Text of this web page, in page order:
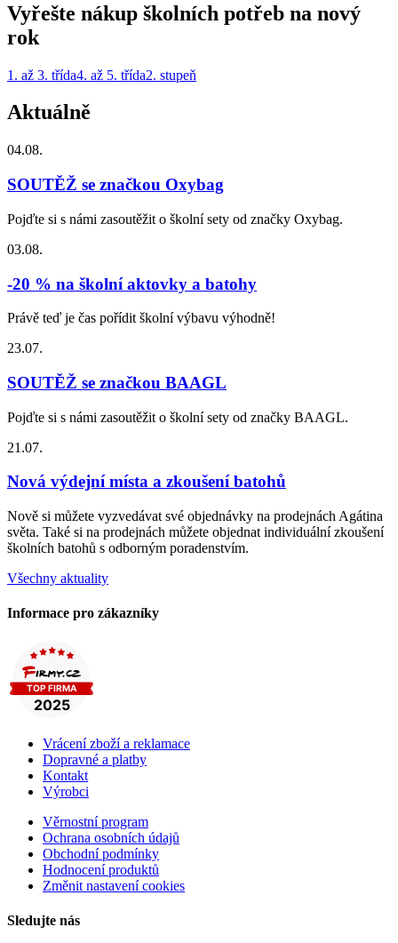
Vyřešte nákup školních potřeb na nový
rok
1. až 3. třída4. až 5. třída2. stupeň
Aktuálně
04.08.
SOUTĚŽ se značkou Oxybag
Pojďte si s námi zasoutěžit o školní sety od značky Oxybag.
03.08.
-20 % na školní aktovky a batohy
Právě teď je čas pořídit školní výbavu výhodně!
23.07.
SOUTĚŽ se značkou BAAGL
Pojďte si s námi zasoutěžit o školní sety od značky BAAGL.
21.07.
Nová výdejní místa a zkoušení batohů
Nově si můžete vyzvedávat své objednávky na prodejnách Agátina
světa. Také si na prodejnách můžete objednat individuální zkoušení
školních batohů s odborným poradenstvím.
Všechny aktuality
Informace pro zákazníky
Vrácení zboží a reklamace
Dopravné a platby
Kontakt
Výrobci
Věrnostní program
Ochrana osobních údajů
Obchodní podmínky
Hodnocení produktů
Změnit nastavení cookies
Sledujte nás